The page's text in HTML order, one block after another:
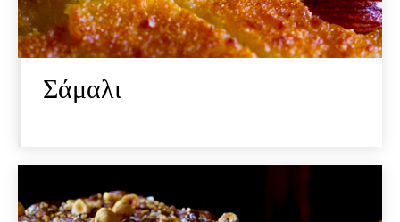
Σάμαλι